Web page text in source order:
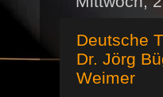
Deutsche
Dr. Jörg
Weimer